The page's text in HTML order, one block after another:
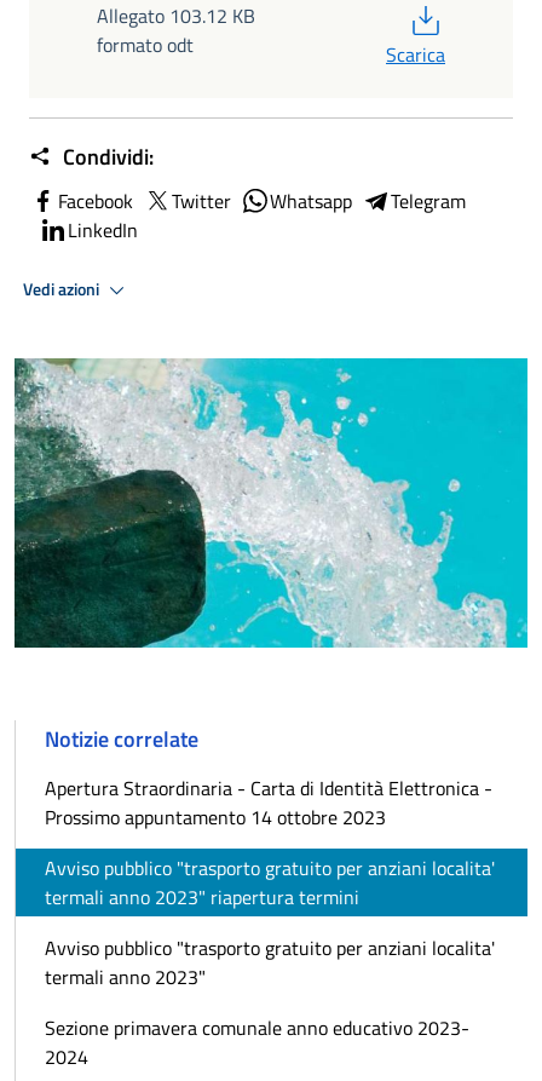
Allegato 103.12 KB
formato odt
Scarica
Condividi:
Facebook Twitter Whatsapp
Telegram
LinkedIn
Vedi azioni
Notizie correlate
Apertura Straordinaria - Carta di Identità Elettronica -
Prossimo appuntamento 14 ottobre 2023
Avviso pubblico "trasporto gratuito per anziani localita'
termali anno 2023" riapertura termini
Avviso pubblico "trasporto gratuito per anziani localita'
termali anno 2023"
Sezione primavera comunale anno educativo 2023-
2024